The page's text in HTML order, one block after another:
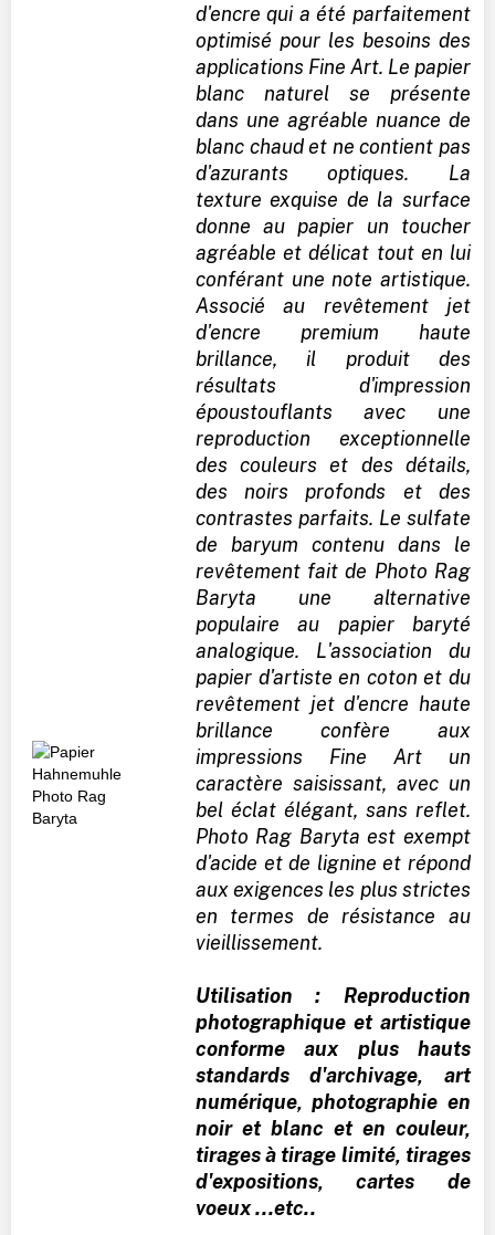
d'encre qui a été parfaitement
optimisé pour les besoins des
applications Fine Art. Le papier
blanc naturel se présente
dans une agréable nuance de
blanc chaud et ne contient pas
d'azurants optiques. La
texture exquise de la surface
donne au papier un toucher
agréable et délicat tout en lui
conférant une note artistique.
Associé au revêtement jet
d'encre premium haute
brillance, il produit des
résultats d'impression
époustouflants avec une
reproduction exceptionnelle
des couleurs et des détails,
des noirs profonds et des
contrastes parfaits. Le sulfate
de baryum contenu dans le
revêtement fait de Photo Rag
Baryta une alternative
populaire au papier baryté
analogique. L'association du
papier d'artiste en coton et du
revêtement jet d'encre haute
brillance confère aux
impressions Fine Art un
caractère saisissant, avec un
bel éclat élégant, sans reflet.
Photo Rag Baryta est exempt
d'acide et de lignine et répond
aux exigences les plus strictes
en termes de résistance au
vieillissement.
Utilisation : Reproduction
photographique et artistique
conforme aux plus hauts
standards d'archivage, art
numérique, photographie en
noir et blanc et en couleur,
tirages à tirage limité, tirages
d'expositions, cartes de
voeux ...etc..